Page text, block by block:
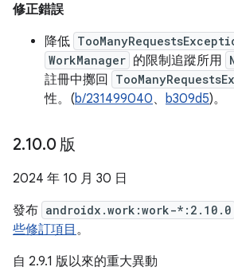
修正錯誤
降低
WorkManager 的限制追蹤所用
註冊中擲回
性。(b/231499040、 b309d5)。
2.10.0 版
2024 年 10 月 30 日
發布 androidx.work:work-*:2.10.0
些修訂項目 。
自 2.9.1 版以來的重大異動